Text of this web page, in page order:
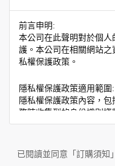
前言申明:
本公司在此聲明對於個
護。本公司在相關網站
私權保護政策。
隱私權保護政策適用範圍:
隱私權保護政策內容，
務時收集到的身份識別
作與本公司合作時分享
人員。例如您透過本公司
放連結的廠商也可能蒐
已閱讀並同意「訂購須知